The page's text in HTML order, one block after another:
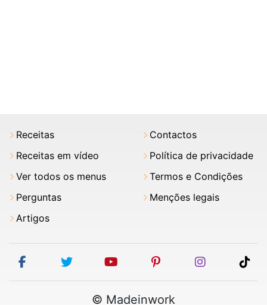
Receitas
Receitas em vídeo
Ver todos os menus
Perguntas
Artigos
Contactos
Política de privacidade
Termos e Condições
Menções legais
facebooktwitter youtubepinterestinstagram
© Madeinwork